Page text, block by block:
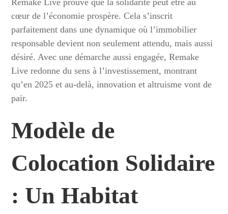
cœur de l’économie prospère. Cela s’inscrit
parfaitement dans une dynamique où l’immobilier
responsable devient non seulement attendu, mais aussi
désiré. Avec une démarche aussi engagée, Remake
Live redonne du sens à l’investissement, montrant
qu’en 2025 et au-delà, innovation et altruisme vont de
pair.
Modèle de
Colocation Solidaire
: Un Habitat